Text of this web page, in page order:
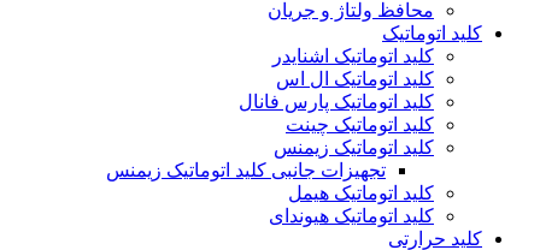
محافظ ولتاژ و‌ جریان
کلید اتوماتیک
کلید اتوماتیک اشنایدر
کلید اتوماتیک ال اس
کلید اتوماتیک پارس فانال
کلید اتوماتیک چینت
کلید اتوماتیک زیمنس
تجهیزات جانبی کلید اتوماتیک زیمنس
کلید اتوماتیک هیمل
کلید اتوماتیک هیوندای
کلید حرارتی